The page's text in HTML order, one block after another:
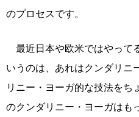
のプロセスです。
最近日本や欧米ではやって
いうのは、あれはクンダリニ
リニー・ヨーガ的な技法をち
のクンダリニー・ヨーガはも